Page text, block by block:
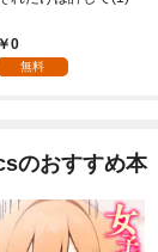
0
無料
のおすすめ本